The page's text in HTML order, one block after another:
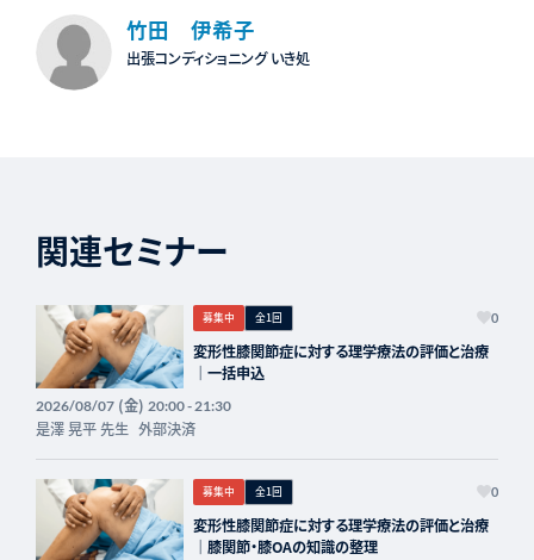
竹田 伊希子
出張コンディショニング いき処
関連セミナー
募集中 全1回 0
変形性膝関節症に対する理学療法の評価と治療
｜一括申込
2026/08/07(金) 20:00 - 21:30
是澤 晃平 先生 外部決済
募集中 全1回 0
変形性膝関節症に対する理学療法の評価と治療
｜膝関節・膝OAの知識の整理